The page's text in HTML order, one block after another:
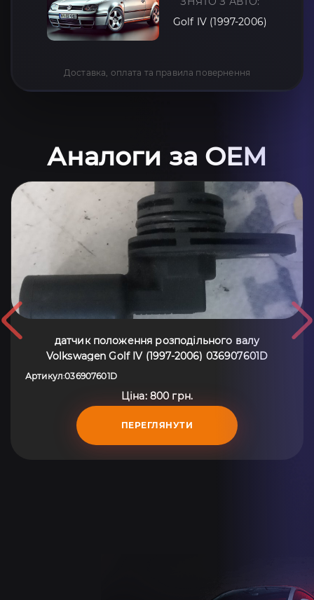
Golf IV (1997-2006)
Доставка, оплата та правила повернення
Аналоги за OEM
датчик положення розподільного валу
Volkswagen Golf IV (1997-2006) 036907601D
Артикул:036907601D
Ціна: 800 грн.
ПЕРЕГЛЯНУТИ